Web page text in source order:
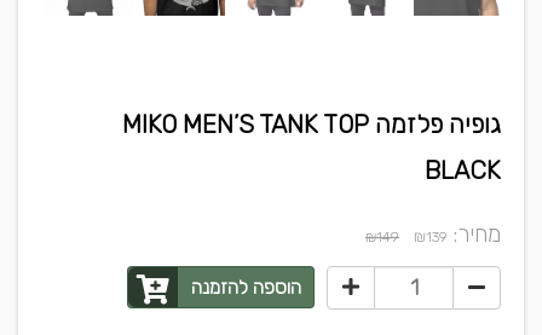
גופיה פלזמה MIKO MEN’S TANK TOP
BLACK
מחיר: ₪139
₪149
הוספה להזמנה